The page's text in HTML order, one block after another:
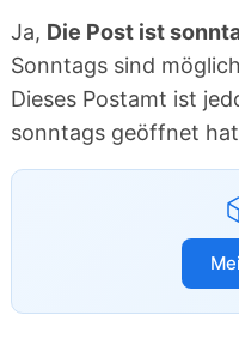
Ja, Die Post ist
Sonntags sind
Dieses Postamt ist
sonntags geöffnet